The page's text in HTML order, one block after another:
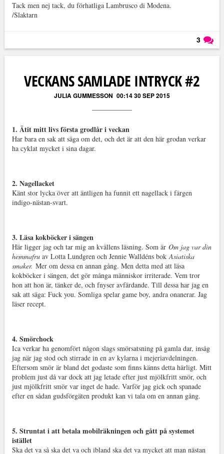
Tack men nej tack, du förhatliga Lambrusco di Modena.
/Slaktarn
3
VECKANS SAMLADE INTRYCK #2
JULIA GUMMESSON 00:14 30 SEP 2015
1. Ätit mitt livs första grodlår i veckan
Har bara en sak att säga om det, och det är att den här grodan verkar
ha cyklat mycket i sina dagar.
2. Nagellacket
Känt stor lycka över att äntligen ha funnit ett nagellack i färgen
indigo-nästan-svart.
3. Läsa kokböcker i sängen
Här ligger jag och tar mig an kvällens läsning. Som är Om jag var din
hemmafruav Lotta Lundgren och Jennie Walldéns bokAsiatiska
smaker. Mer om dessa en annan gång. Men detta med att läsa
kokböcker i sängen, det gör många människor irriterade. Vem tror
hon att hon är, tänker de, och fnyser avfärdande. Till dessa har jag en
sak att säga: Fuck you. Somliga spelar game boy, andra onanerar. Jag
läser recept.
4. Smörchock
Ica verkar ha genomfört någon slags smörsatsning på gamla dar, insåg
jag när jag stod och stirrade in en av kylarna i mejeriavdelningen.
Eftersom smör är bland det godaste som finns känns detta härligt. Mitt
problem just då var dock att jag letade efter just mjölkfritt smör, och
just mjölkfritt smör var inget de hade. Varför jag gick och spanade
efter en sådan gudsförgäten produkt kan vi tala om en annan gång.
5. Struntat i att betala mobilräkningen och gått på systemet
istället
Ska det va så ska det va och ibland ska det va mycket att man nästan